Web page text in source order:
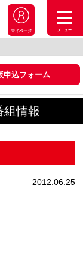
マイページ メニュー
申込フォーム
組情報
2012.06.25